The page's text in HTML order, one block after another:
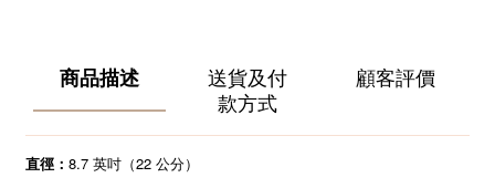
商品描述
送貨及付
款方式
顧客評價
直徑： 8.7 英吋（22 公分）